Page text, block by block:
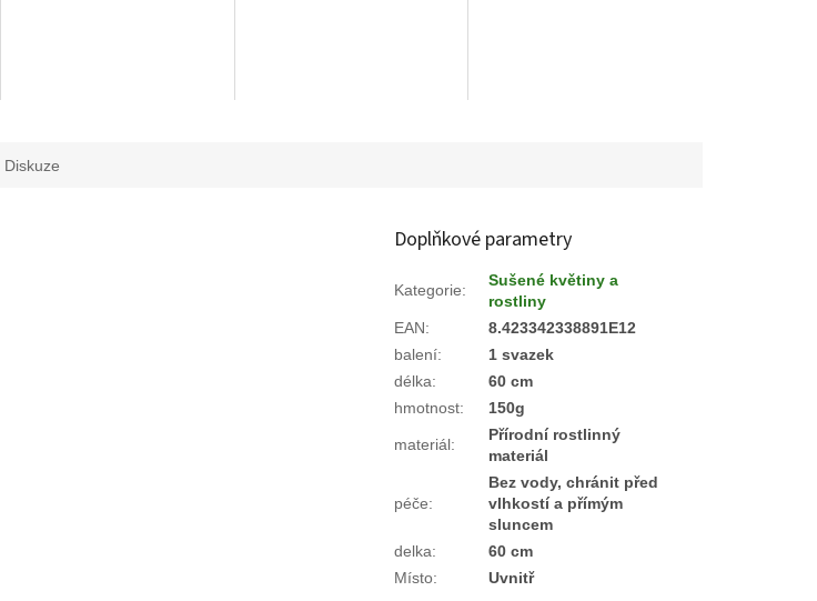
Diskuze
Doplňkové parametry
Kategorie:
Sušené květiny a
rostliny
EAN:
8.423342338891E12
balení:
1 svazek
délka:
60 cm
hmotnost: 150g
materiál:
Přírodní rostlinný
materiál
péče:
Bez vody, chránit před
vlhkostí a přímým
sluncem
delka:
60 cm
Místo: Uvnitř